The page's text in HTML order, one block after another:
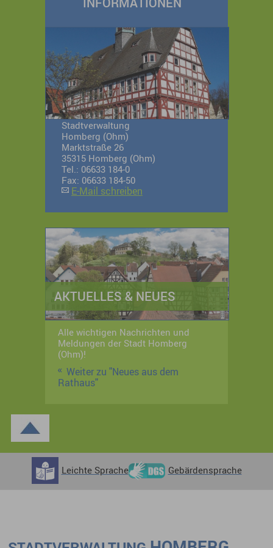
Stadtverwaltung
Homberg (Ohm)
Marktstraße 26
35315 Homberg (Ohm)
Tel.: 06633 184-0
Fax: 06633 184-50
E-Mail schreiben
AKTUELLES & NEUES
Alle wichtigen Nachrichten und
Meldungen der Stadt Homberg
(Ohm)!
Weiter zu "Neues aus dem
Rathaus"
Leichte Sprache Gebärdensprache